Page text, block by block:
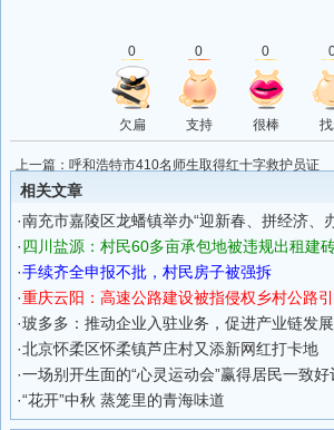
0 0 0
欠扁 支持 很棒
上一篇： 呼和浩特市410名师生取得红十字救护员证
相关文章
·南充市嘉陵区龙蟠镇举办“迎新春、拼经济、
·四川盐源：村民60多亩承包地被违规出租建
·手续齐全申报不批，村民房子被强拆
·重庆云阳：高速公路建设被指侵权乡村公路
·玻多多：推动企业入驻业务，促进产业链发
·北京怀柔区怀柔镇芦庄村又添新网红打卡地
·一场别开生面的“心灵运动会”赢得居民一致好
·“花开”中秋 蒸笼里的青海味道